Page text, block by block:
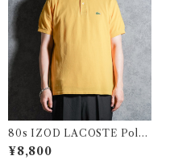
80s IZOD LACOSTE Polo
Shirts Yellow Made in USA
アイゾッド ラコステ ポロシャ
¥8,800